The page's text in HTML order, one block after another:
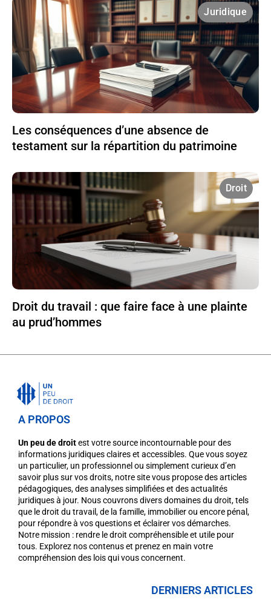
Juridique
Les conséquences d’une absence de
testament sur la répartition du patrimoine
Droit
Droit du travail : que faire face à une plainte
au prud’hommes
A PROPOS
Un peu de droitest votre source incontournable pour des
informations juridiques claires et accessibles. Que vous soyez
un particulier, un professionnel ou simplement curieux d’en
savoir plus sur vos droits, notre site vous propose des articles
pédagogiques, des analyses simplifiées et des actualités
juridiques à jour. Nous couvrons divers domaines du droit, tels
que le droit du travail, de la famille, immobilier ou encore pénal,
pour répondre à vos questions et éclairer vos démarches.
Notre mission : rendre le droit compréhensible et utile pour
tous. Explorez nos contenus et prenez en main votre
compréhension des lois qui vous concernent.
DERNIERS ARTICLES